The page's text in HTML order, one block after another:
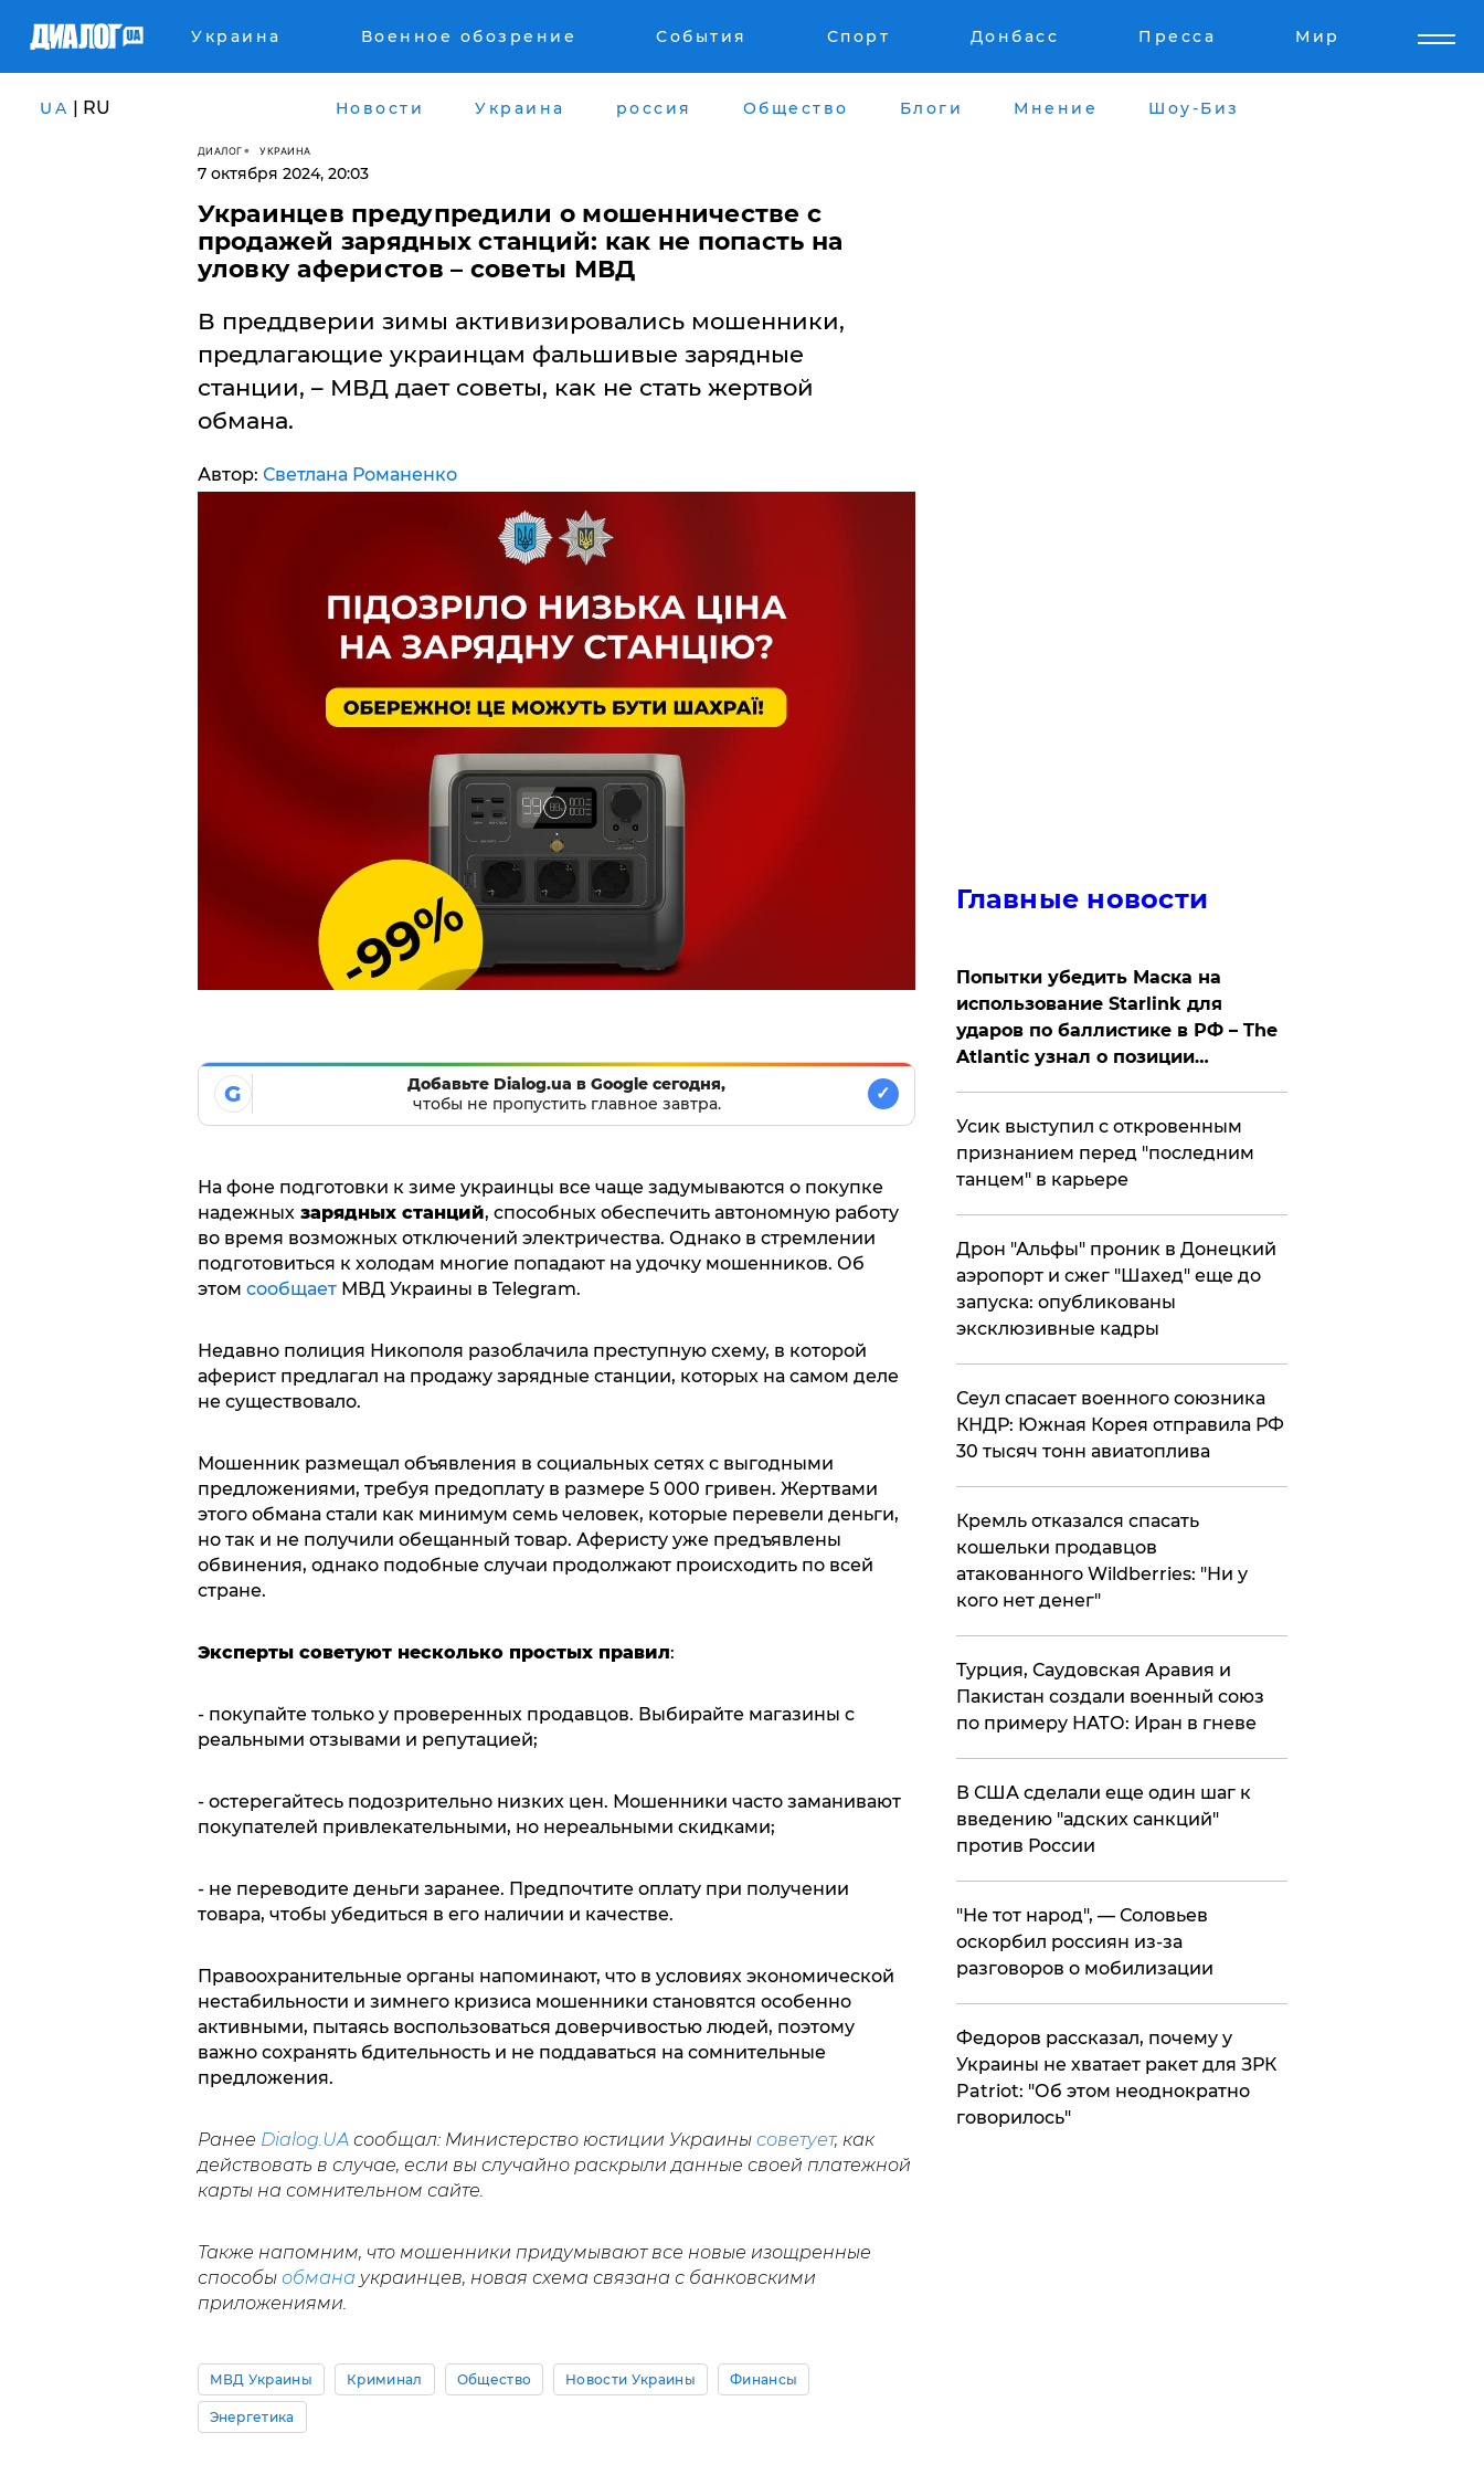
Украина Военное обозрение События Спорт Донбасс Пресса Мир
UA | RU Новости Украина россия Общество Блоги Мнение Шоу-Биз
ДИАЛОГ УКРАИНА
7 октября 2024, 20:03
Украинцев предупредили о мошенничестве с
продажей зарядных станций: как не попасть на
уловку аферистов – советы МВД
В преддверии зимы активизировались мошенники,
предлагающие украинцам фальшивые зарядные
станции, – МВД дает советы, как не стать жертвой
обмана.
Автор: Светлана Романенко
G
Добавьте Dialog.ua в Google сегодня,
чтобы не пропустить главное завтра.
✓
На фоне подготовки к зиме украинцы все чаще задумываются о покупке
надежныхзарядных станций, способных обеспечить автономную работу
во время возможных отключений электричества. Однако в стремлении
подготовиться к холодам многие попадают на удочку мошенников. Об
этом сообщаетМВД Украины в Telegram.
Недавно полиция Никополя разоблачила преступную схему, в которой
аферист предлагал на продажу зарядные станции, которых на самом деле
не существовало.
Мошенник размещал объявления в социальных сетях с выгодными
предложениями, требуя предоплату в размере 5 000 гривен. Жертвами
этого обмана стали как минимум семь человек, которые перевели деньги,
но так и не получили обещанный товар. Аферисту уже предъявлены
обвинения, однако подобные случаи продолжают происходить по всей
стране.
Эксперты советуют несколько простых правил:
- покупайте только у проверенных продавцов. Выбирайте магазины с
реальными отзывами и репутацией;
- остерегайтесь подозрительно низких цен. Мошенники часто заманивают
покупателей привлекательными, но нереальными скидками;
- не переводите деньги заранее. Предпочтите оплату при получении
товара, чтобы убедиться в его наличии и качестве.
Правоохранительные органы напоминают, что в условиях экономической
нестабильности и зимнего кризиса мошенники становятся особенно
активными, пытаясь воспользоваться доверчивостью людей, поэтому
важно сохранять бдительность и не поддаваться на сомнительные
предложения.
Ранее Dialog.UAсообщал: Министерство юстиции Украины советует, как
действовать в случае, если вы случайно раскрыли данные своей платежной
карты на сомнительном сайте.
Также напомним, что мошенники придумывают все новые изощренные
способы обмана украинцев, новая схема связана с банковскими
приложениями.
МВД Украины Криминал Общество Новости Украины Финансы
Энергетика
Главные новости
Попытки убедить Маска на
использование Starlink для
ударов по баллистике в РФ – The
Atlantic узнал о позиции
Усик выступил с откровенным
признанием перед "последним
танцем" в карьере
Дрон "Альфы" проник в Донецкий
аэропорт и сжег "Шахед" еще до
запуска: опубликованы
эксклюзивные кадры
​Сеул спасает военного союзника
КНДР: Южная Корея отправила РФ
30 тысяч тонн авиатоплива
Кремль отказался спасать
кошельки продавцов
атакованного Wildberries: "Ни у
кого нет денег"
Турция, Саудовская Аравия и
Пакистан создали военный союз
по примеру НАТО: Иран в гневе
В США сделали еще один шаг к
введению "адских санкций"
против России
​"Не тот народ", — Соловьев
оскорбил россиян из-за
разговоров о мобилизации
Федоров рассказал, почему у
Украины не хватает ракет для ЗРК
Patriot: "Об этом неоднократно
говорилось"